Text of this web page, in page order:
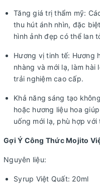
Tăng giá trị thẩm mỹ:
thu hút ánh nhìn, đặc
hình ảnh đẹp có thể lan
Hương vị tinh tế: Hương
nhàng và mới lạ, làm
trải nghiệm cao cấp.
Khả năng sáng tạo
hoặc hương liệu hoa
uống mới lạ, phù hợp
Gợi Ý Công Thức Mojito
Nguyên liệu:
Syrup Việt Quất: 20ml